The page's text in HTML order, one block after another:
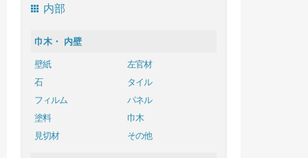
内部
巾木・ 内壁
壁紙
左官材
石
タイル
フィルム
パネル
塗料
巾木
見切材
その他